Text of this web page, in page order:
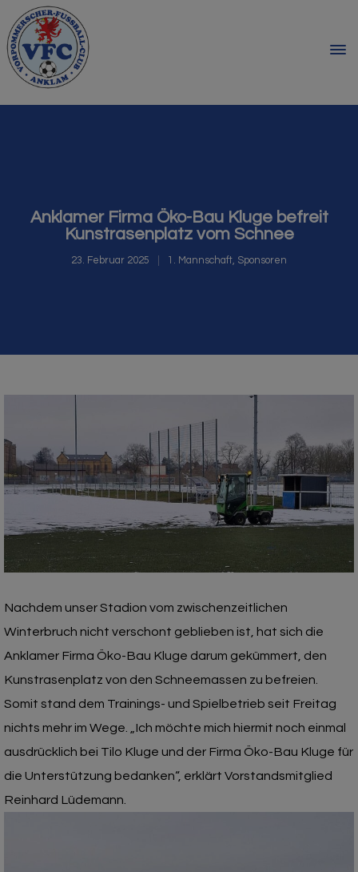
Anklamer Firma Öko-Bau Kluge befreit
Kunstrasenplatz vom Schnee
23. Februar 2025 1. Mannschaft, Sponsoren
Nachdem unser Stadion vom zwischenzeitlichen
Winterbruch nicht verschont geblieben ist, hat sich die
Anklamer Firma Öko-Bau Kluge darum gekümmert, den
Kunstrasenplatz von den Schneemassen zu befreien.
Somit stand dem Trainings- und Spielbetrieb seit Freitag
nichts mehr im Wege. „Ich möchte mich hiermit noch einmal
ausdrücklich bei Tilo Kluge und der Firma Öko-Bau Kluge für
die Unterstützung bedanken“, erklärt Vorstandsmitglied
Reinhard Lüdemann.